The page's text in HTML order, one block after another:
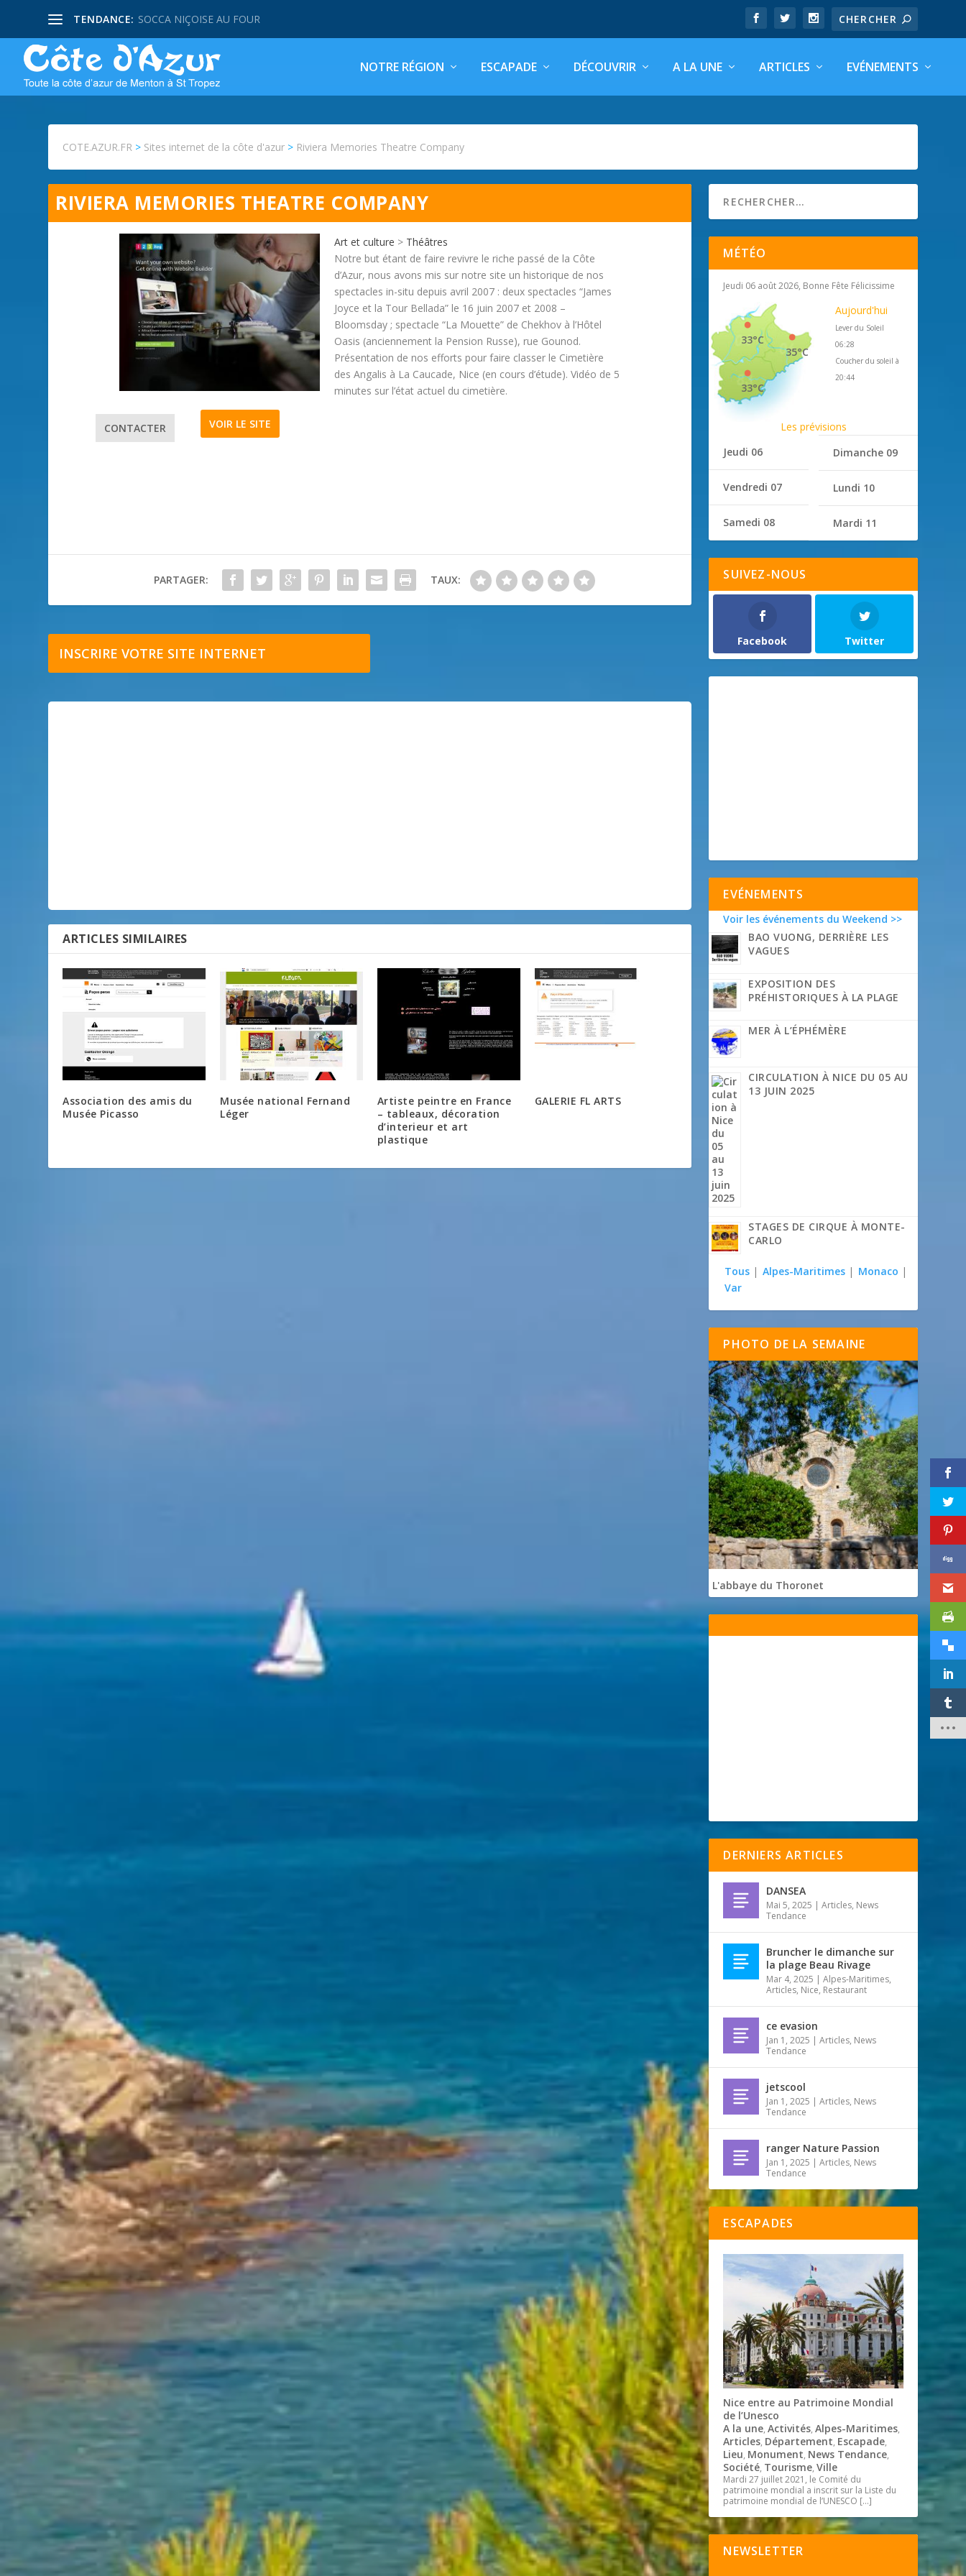
TENDANCE: SOCCA NIÇOISE AU FOUR
NOTRE RÉGION ESCAPADE DÉCOUVRIR A LA UNE ARTICLES EVÉNEMENTS
COTE.AZUR.FR > Sites internet de la côte d'azur > Riviera Memories Theatre Company
RIVIERA MEMORIES THEATRE COMPANY
Art et culture > Théâtres
Notre but étant de faire revivre le riche passé de la Côte
d’Azur, nous avons mis sur notre site un historique de nos
spectacles in-situ depuis avril 2007 : deux spectacles “James
Joyce et la Tour Bellada” le 16 juin 2007 et 2008 –
Bloomsday ; spectacle “La Mouette” de Chekhov à l’Hôtel
Oasis (anciennement la Pension Russe), rue Gounod.
Présentation de nos efforts pour faire classer le Cimetière
des Angalis à La Caucade, Nice (en cours d’étude). Vidéo de 5
minutes sur l’état actuel du cimetière.
CONTACTER VOIR LE SITE
PARTAGER: TAUX:
INSCRIRE VOTRE SITE INTERNET
ARTICLES SIMILAIRES
Association des amis du
Musée Picasso
Musée national Fernand
Léger
Artiste peintre en France
– tableaux, décoration
d’interieur et art
plastique
GALERIE FL ARTS
MÉTÉO
Jeudi 06 août 2026, Bonne Fête Félicissime
35°C
33°C
33°C
Aujourd'hui
Lever du Soleil
06:28
Coucher du soleil à
20:44
Les prévisions
Jeudi 06
Vendredi 07
Samedi 08
Dimanche 09
Lundi 10
Mardi 11
SUIVEZ-NOUS
Facebook Twitter
EVÉNEMENTS
Voir les événements du Weekend >>
BAO VUONG, DERRIÈRE LES
VAGUES
EXPOSITION DES
PRÉHISTORIQUES À LA PLAGE
MER À L’ÉPHÉMÈRE
CIRCULATION À NICE DU 05 AU
13 JUIN 2025
STAGES DE CIRQUE À MONTE-
CARLO
Tous | Alpes-Maritimes | Monaco |
Var
PHOTO DE LA SEMAINE
L'abbaye du Thoronet
DERNIERS ARTICLES
DANSEA
Mai 5, 2025 |Articles, News
Tendance
Bruncher le dimanche sur
la plage Beau Rivage
Mar 4, 2025 |Alpes-Maritimes,
Articles, Nice, Restaurant
ce evasion
Jan 1, 2025 |Articles, News
Tendance
jetscool
Jan 1, 2025 |Articles, News
Tendance
ranger Nature Passion
Jan 1, 2025 |Articles, News
Tendance
ESCAPADES
Nice entre au Patrimoine Mondial
de l’Unesco
A la une,Activités,Alpes-Maritimes,
Articles, Département, Escapade,
Lieu, Monument, News Tendance,
Société, Tourisme,Ville
Mardi 27 juillet 2021, le Comité du
patrimoine mondial a inscrit sur la Liste du
patrimoine mondial de l’UNESCO […]
NEWSLETTER